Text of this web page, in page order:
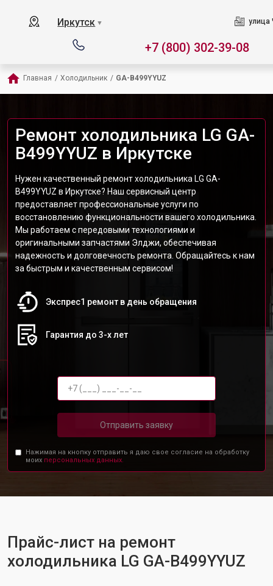
Иркутск ▼ улица
+7 (800) 302-39-08
Главная / Холодильник / GA-B499YYUZ
Ремонт холодильника LG GA-
B499YYUZ в Иркутске
Нужен качественный ремонт холодильника LG GA-
B499YYUZ в Иркутске? Наш сервисный центр
предоставляет профессиональные услуги по
восстановлению функциональности вашего холодильника.
Мы работаем с передовыми технологиями и
оригинальными запчастями Элджи, обеспечивая
надежность и долговечность ремонта. Обращайтесь к нам
за быстрым и качественным сервисом!
Экспрес1 ремонт в день обращения
Гарантия до 3-х лет
Отправить заявку
Нажимая на кнопку отправить я даю свое согласие на обработку
моих персональных данных.
Прайс-лист на ремонт
холодильника LG GA-B499YYUZ